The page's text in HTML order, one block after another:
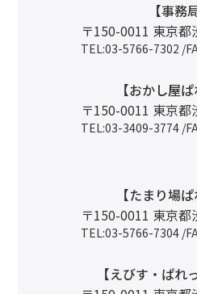
【事務
〒150-0011 東京
TEL:03-5766-7302 /
【おかし屋ぱ
〒150-0011 東京
TEL:03-3409-3774 /
【たまり場ぱ
〒150-0011 東京
TEL:03-5766-7304 /
【えびす・ぱれ